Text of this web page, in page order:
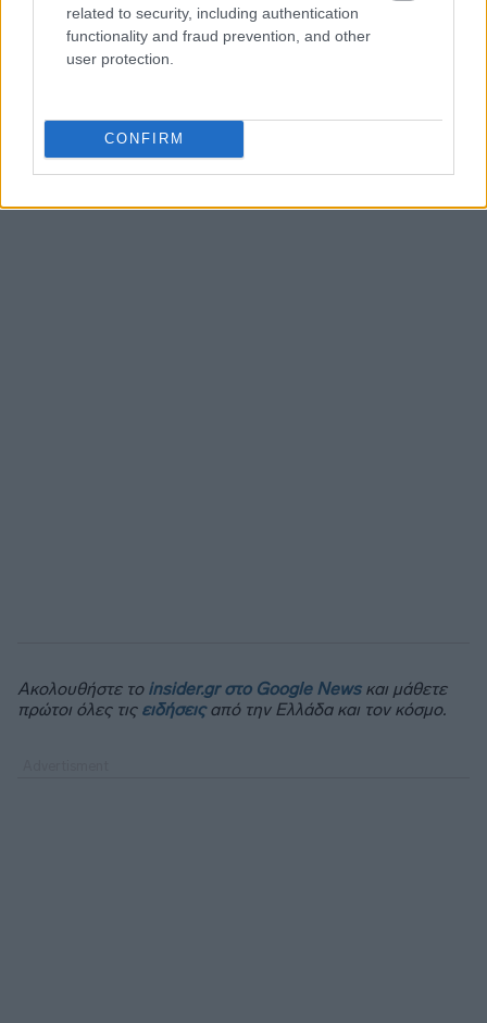
related to security, including authentication
functionality and fraud prevention, and other
user protection.
CONFIRM
Ακολουθήστε το insider.gr στο Google Newsκαι μάθετε
πρώτοι όλες τις ειδήσειςαπό την Ελλάδα και τον κόσμο.